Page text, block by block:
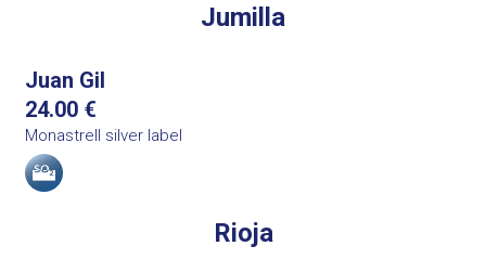
Jumilla
Juan Gil
24.00 €
Monastrell silver label
Allergens
Rioja